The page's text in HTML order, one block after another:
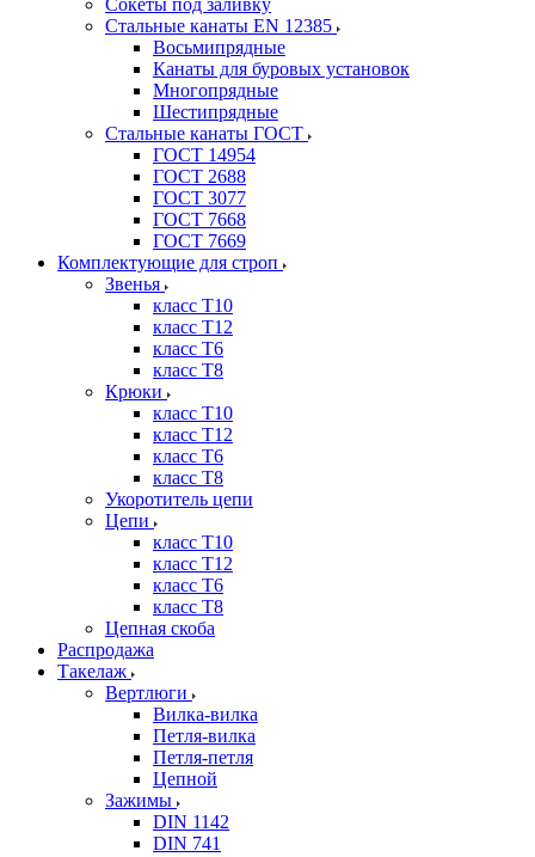
Сокеты под заливку
Стальные канаты EN 12385
Восьмипрядные
Канаты для буровых установок
Многопрядные
Шестипрядные
Стальные канаты ГОСТ
ГОСТ 14954
ГОСТ 2688
ГОСТ 3077
ГОСТ 7668
ГОСТ 7669
Комплектующие для строп
Звенья
класс Т10
класс Т12
класс Т6
класс Т8
Крюки
класс Т10
класс Т12
класс Т6
класс Т8
Укоротитель цепи
Цепи
класс Т10
класс Т12
класс Т6
класс Т8
Цепная скоба
Распродажа
Такелаж
Вертлюги
Вилка-вилка
Петля-вилка
Петля-петля
Цепной
Зажимы
DIN 1142
DIN 741